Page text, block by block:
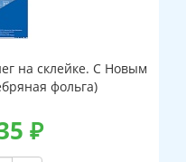
на склейке. С Новым
фольга)
₽